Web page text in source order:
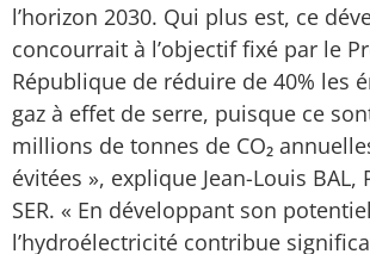
l’horizon 2030. Qui plus est, ce
concourrait à l’objectif fixé par le
République de réduire de 40% les
gaz à effet de serre, puisque ce
millions de tonnes de CO₂
évitées », explique Jean-Louis BAL,
SER. « En développant son
l’hydroélectricité contribue